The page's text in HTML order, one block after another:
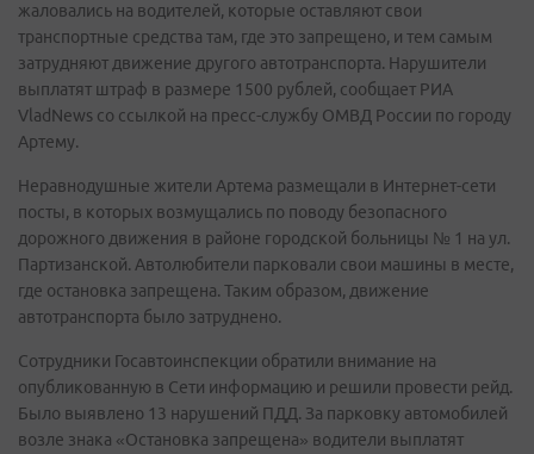
жаловались на водителей, которые оставляют свои
транспортные средства там, где это запрещено, и тем самым
затрудняют движение другого автотранспорта. Нарушители
выплатят штраф в размере 1500 рублей, сообщает РИА
VladNews со ссылкой на пресс-службу ОМВД России по городу
Артему.
Неравнодушные жители Артема размещали в Интернет-сети
посты, в которых возмущались по поводу безопасного
дорожного движения в районе городской больницы № 1 на ул.
Партизанской. Автолюбители парковали свои машины в месте,
где остановка запрещена. Таким образом, движение
автотранспорта было затруднено.
Сотрудники Госавтоинспекции обратили внимание на
опубликованную в Сети информацию и решили провести рейд.
Было выявлено 13 нарушений ПДД. За парковку автомобилей
возле знака «Остановка запрещена» водители выплатят